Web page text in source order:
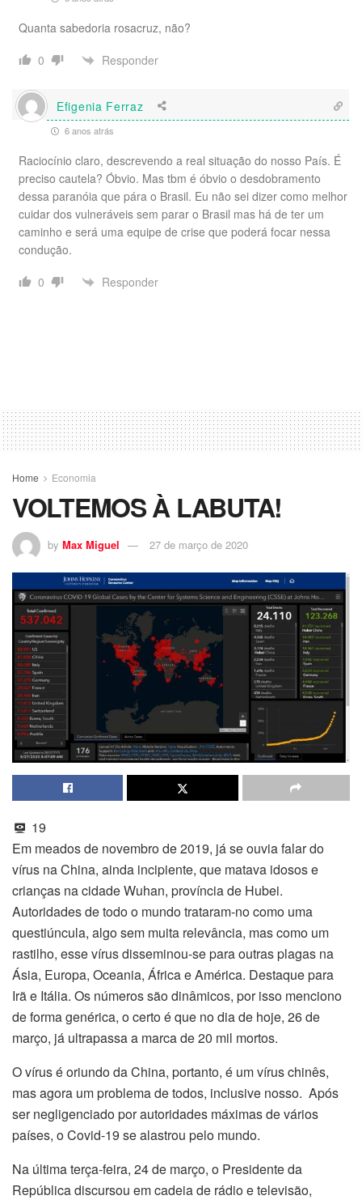
Quanta sabedoria rosacruz, não?
0
Responder
Efigenia Ferraz
6 anos atrás
Raciocínio claro, descrevendo a real situação do nosso País. É
preciso cautela? Óbvio. Mas tbm é óbvio o desdobramento
dessa paranóia que pára o Brasil. Eu não sei dizer como melhor
cuidar dos vulneráveis sem parar o Brasil mas há de ter um
caminho e será uma equipe de crise que poderá focar nessa
condução.
0
Responder
Home Economia
VOLTEMOS À LABUTA!
by Max Miguel 27 de março de 2020
19
Em meados de novembro de 2019, já se ouvia falar do
vírus na China, ainda incipiente, que matava idosos e
crianças na cidade Wuhan, província de Hubei.
Autoridades de todo o mundo trataram-no como uma
questiúncula, algo sem muita relevância, mas como um
rastilho, esse vírus disseminou-se para outras plagas na
Ásia, Europa, Oceania, África e América. Destaque para
Irã e Itália. Os números são dinâmicos, por isso menciono
de forma genérica, o certo é que no dia de hoje, 26 de
março, já ultrapassa a marca de 20 mil mortos.
O vírus é oriundo da China, portanto, é um vírus chinês,
mas agora um problema de todos, inclusive nosso. Após
ser negligenciado por autoridades máximas de vários
países, o Covid-19 se alastrou pelo mundo.
Na última terça-feira, 24 de março, o Presidente da
República discursou em cadeia de rádio e televisão,